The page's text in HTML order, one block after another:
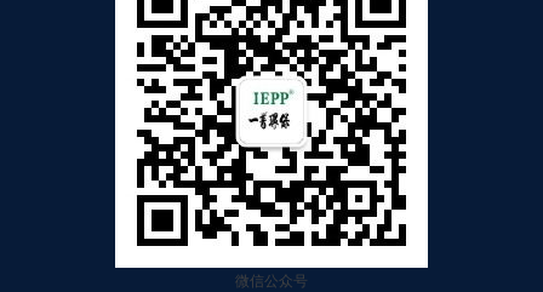
微信公众号